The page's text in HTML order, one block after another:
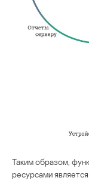
Таким образом,
ресурсами